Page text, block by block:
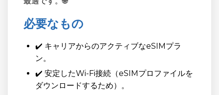
必要なもの
✔️ キャリアからのアクティブなeSIMプラ
ン。
✔️ 安定したWi-Fi接続（eSIMプロファイルを
ダウンロードするため）。